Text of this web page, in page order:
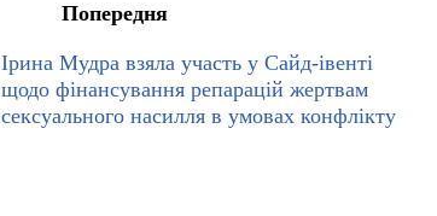
Попередня
Ірина Мудра взяла участь у Сайд-івенті
щодо фінансування репарацій жертвам
сексуального насилля в умовах конфлікту